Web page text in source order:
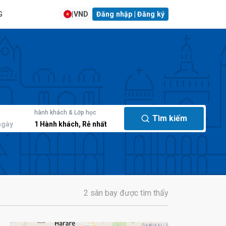
VND Đăng nhập | Đăng ký
hành khách & Lớp học
1 Hành khách, Rẻ nhất
Tìm kiếm
2 sân bay được tìm thấy